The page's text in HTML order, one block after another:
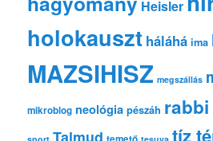
Heisler
holokauszt háláhá ima
MAZSIHISZ megszállás
mikroblog neológia pészáh rabbi
Talmud tíz